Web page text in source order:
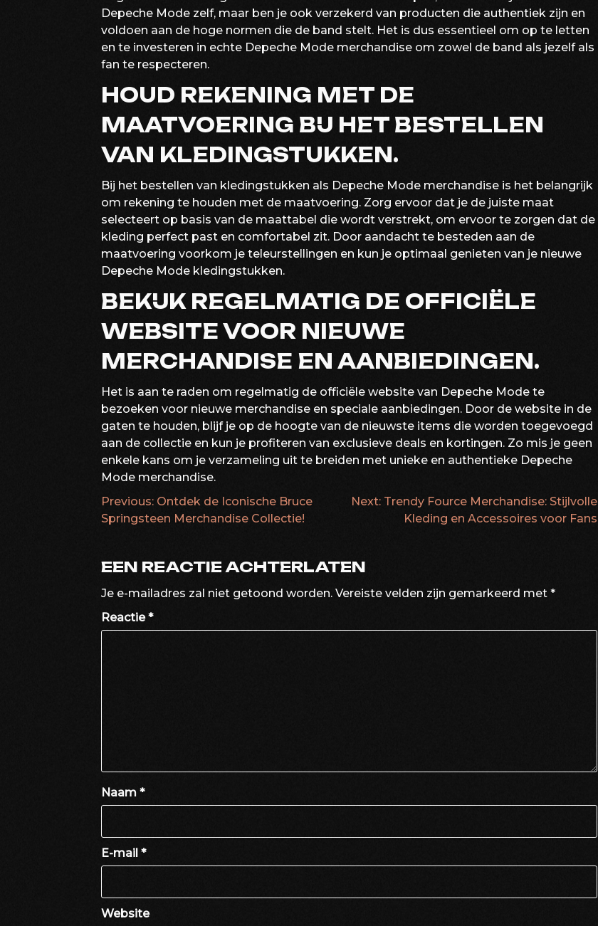
Depeche Mode zelf, maar ben je ook verzekerd van producten die authentiek zijn en
voldoen aan de hoge normen die de band stelt. Het is dus essentieel om op te letten
en te investeren in echte Depeche Mode merchandise om zowel de band als jezelf als
fan te respecteren.
HOUD REKENING MET DE
MAATVOERING BIJ HET BESTELLEN
VAN KLEDINGSTUKKEN.
Bij het bestellen van kledingstukken als Depeche Mode merchandise is het belangrijk
om rekening te houden met de maatvoering. Zorg ervoor dat je de juiste maat
selecteert op basis van de maattabel die wordt verstrekt, om ervoor te zorgen dat de
kleding perfect past en comfortabel zit. Door aandacht te besteden aan de
maatvoering voorkom je teleurstellingen en kun je optimaal genieten van je nieuwe
Depeche Mode kledingstukken.
BEKIJK REGELMATIG DE OFFICIËLE
WEBSITE VOOR NIEUWE
MERCHANDISE EN AANBIEDINGEN.
Het is aan te raden om regelmatig de officiële website van Depeche Mode te
bezoeken voor nieuwe merchandise en speciale aanbiedingen. Door de website in de
gaten te houden, blijf je op de hoogte van de nieuwste items die worden toegevoegd
aan de collectie en kun je profiteren van exclusieve deals en kortingen. Zo mis je geen
enkele kans om je verzameling uit te breiden met unieke en authentieke Depeche
Mode merchandise.
BERICHTNAVIGATIE
Previous: Ontdek de Iconische Bruce
Springsteen Merchandise Collectie!
Next: Trendy Fource Merchandise: Stijlvolle
Kleding en Accessoires voor Fans
EEN REACTIE ACHTERLATEN
Je e-mailadres zal niet getoond worden. Vereiste velden zijn gemarkeerd met *
Reactie*
Naam *
E-mail *
Website